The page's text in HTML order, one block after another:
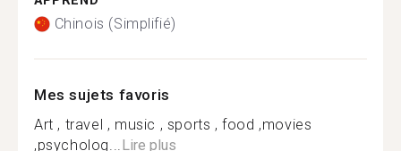
Chinois (Simplifié)
Mes sujets favoris
Art , travel , music , sports , food ,movies
,psycholog...Lire plus